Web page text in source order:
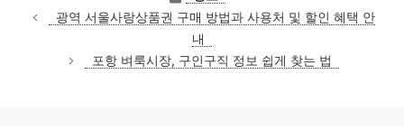
테
고
리
광역 서울사랑상품권 구매 방법과 사용처 및 할인 혜택 안
내
포항 벼룩시장, 구인구직 정보 쉽게 찾는 법